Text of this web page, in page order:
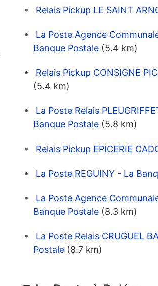
Relais Pickup LE SAINT
La Poste Agence
Banque Postale (5.4 km)
Relais Pickup CONSIGNE
(5.4 km)
La Poste Relais
Banque Postale (5.8 km)
Relais Pickup EPICERIE
La Poste REGUINY - La
La Poste Agence
Banque Postale (8.3 km)
La Poste Relais CRUGUEL
Postale (8.7 km)